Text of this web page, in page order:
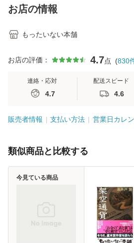
恵 藤本幸三 / 南江
堂 [単行
お店の情報
もったいない本舗
お店の評価： 4.7点 (830
連絡・応対
4.7
配送スピード
4.6
販売者情報 支払い方法 営業日カレ
類似商品と比較する
今見ている商品